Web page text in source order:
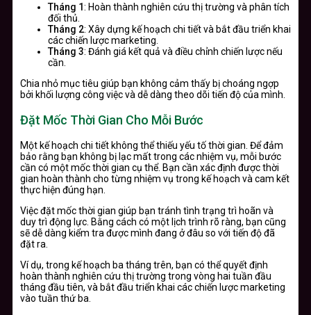
Tháng 1: Hoàn thành nghiên cứu thị trường và phân tích
đối thủ.
Tháng 2: Xây dựng kế hoạch chi tiết và bắt đầu triển khai
các chiến lược marketing.
Tháng 3: Đánh giá kết quả và điều chỉnh chiến lược nếu
cần.
Chia nhỏ mục tiêu giúp bạn không cảm thấy bị choáng ngợp
bởi khối lượng công việc và dễ dàng theo dõi tiến độ của mình.
Đặt Mốc Thời Gian Cho Mỗi Bước
Một kế hoạch chi tiết không thể thiếu yếu tố thời gian. Để đảm
bảo rằng bạn không bị lạc mất trong các nhiệm vụ, mỗi bước
cần có một mốc thời gian cụ thể. Bạn cần xác định được thời
gian hoàn thành cho từng nhiệm vụ trong kế hoạch và cam kết
thực hiện đúng hạn.
Việc đặt mốc thời gian giúp bạn tránh tình trạng trì hoãn và
duy trì động lực. Bằng cách có một lịch trình rõ ràng, bạn cũng
sẽ dễ dàng kiểm tra được mình đang ở đâu so với tiến độ đã
đặt ra.
Ví dụ, trong kế hoạch ba tháng trên, bạn có thể quyết định
hoàn thành nghiên cứu thị trường trong vòng hai tuần đầu
tháng đầu tiên, và bắt đầu triển khai các chiến lược marketing
vào tuần thứ ba.